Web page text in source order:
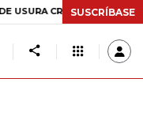
CRÉDITO CONSUMO
SUSCRÍBASE